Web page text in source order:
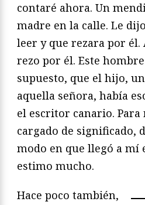
contaré ahora. Un
madre en la calle. Le
leer y que rezara por
rezo por él. Este
supuesto, que el hijo,
aquella señora, había
el escritor canario. Para
cargado de significado,
modo en que llegó a mí
estimo mucho.
Hace poco también,